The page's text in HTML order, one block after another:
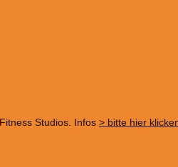
Studios. Infos > bitte hier